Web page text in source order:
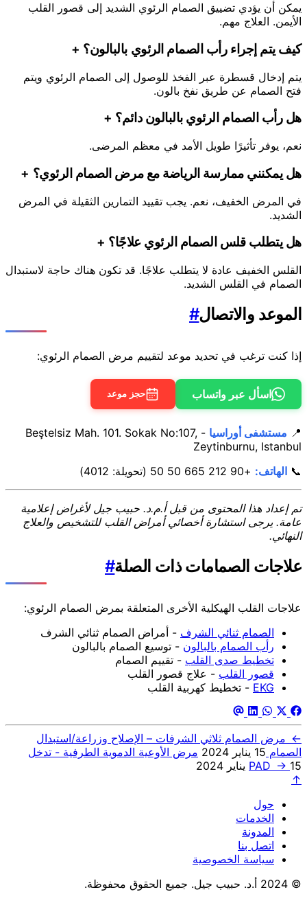
يمكن أن يؤدي تضييق الصمام الرئوي الشديد إلى قصور القلب
الأيمن. العلاج مهم.
كيف يتم إجراء رأب الصمام الرئوي بالبالون؟ +
يتم إدخال قسطرة عبر الفخذ للوصول إلى الصمام الرئوي ويتم
فتح الصمام عن طريق نفخ بالون.
هل رأب الصمام الرئوي بالبالون دائم؟ +
نعم، يوفر تأثيرًا طويل الأمد في معظم المرضى.
هل يمكنني ممارسة الرياضة مع مرض الصمام الرئوي؟ +
في المرض الخفيف، نعم. يجب تقييد التمارين الثقيلة في المرض
الشديد.
هل يتطلب قلس الصمام الرئوي علاجًا؟ +
القلس الخفيف عادة لا يتطلب علاجًا. قد تكون هناك حاجة لاستبدال
الصمام في القلس الشديد.
الموعد والاتصال#
إذا كنت ترغب في تحديد موعد لتقييم مرض الصمام الرئوي:
اسأل عبر واتساب حجز موعد
📍 مستشفى أوراسيا
- Beştelsiz Mah. 101. Sokak No:107,
Zeytinburnu, Istanbul
📞 الهاتف: +90 212 665 50 50 (تحويلة: 4012)
تم إعداد هذا المحتوى من قبل أ.م.د. حبيب جيل لأغراض إعلامية
عامة. يرجى استشارة أخصائي أمراض القلب للتشخيص والعلاج
النهائي.
علاجات الصمامات ذات الصلة#
علاجات القلب الهيكلية الأخرى المتعلقة بمرض الصمام الرئوي:
الصمام ثنائي الشرف - أمراض الصمام ثنائي الشرف
رأب الصمام بالبالون - توسيع الصمام بالبالون
تخطيط صدى القلب - تقييم الصمام
قصور القلب - علاج قصور القلب
EKG - تخطيط كهربية القلب
← مرض الصمام ثلاثي الشرفات – الإصلاح وزراعة/استبدال
الصمام 15 يناير 2024
مرض الأوعية الدموية الطرفية - تدخل
PAD → 15 يناير 2024
↑
حول
الخدمات
المدونة
اتصل بنا
سياسة الخصوصية
© 2024 أ.د. حبيب جيل. جميع الحقوق محفوظة.